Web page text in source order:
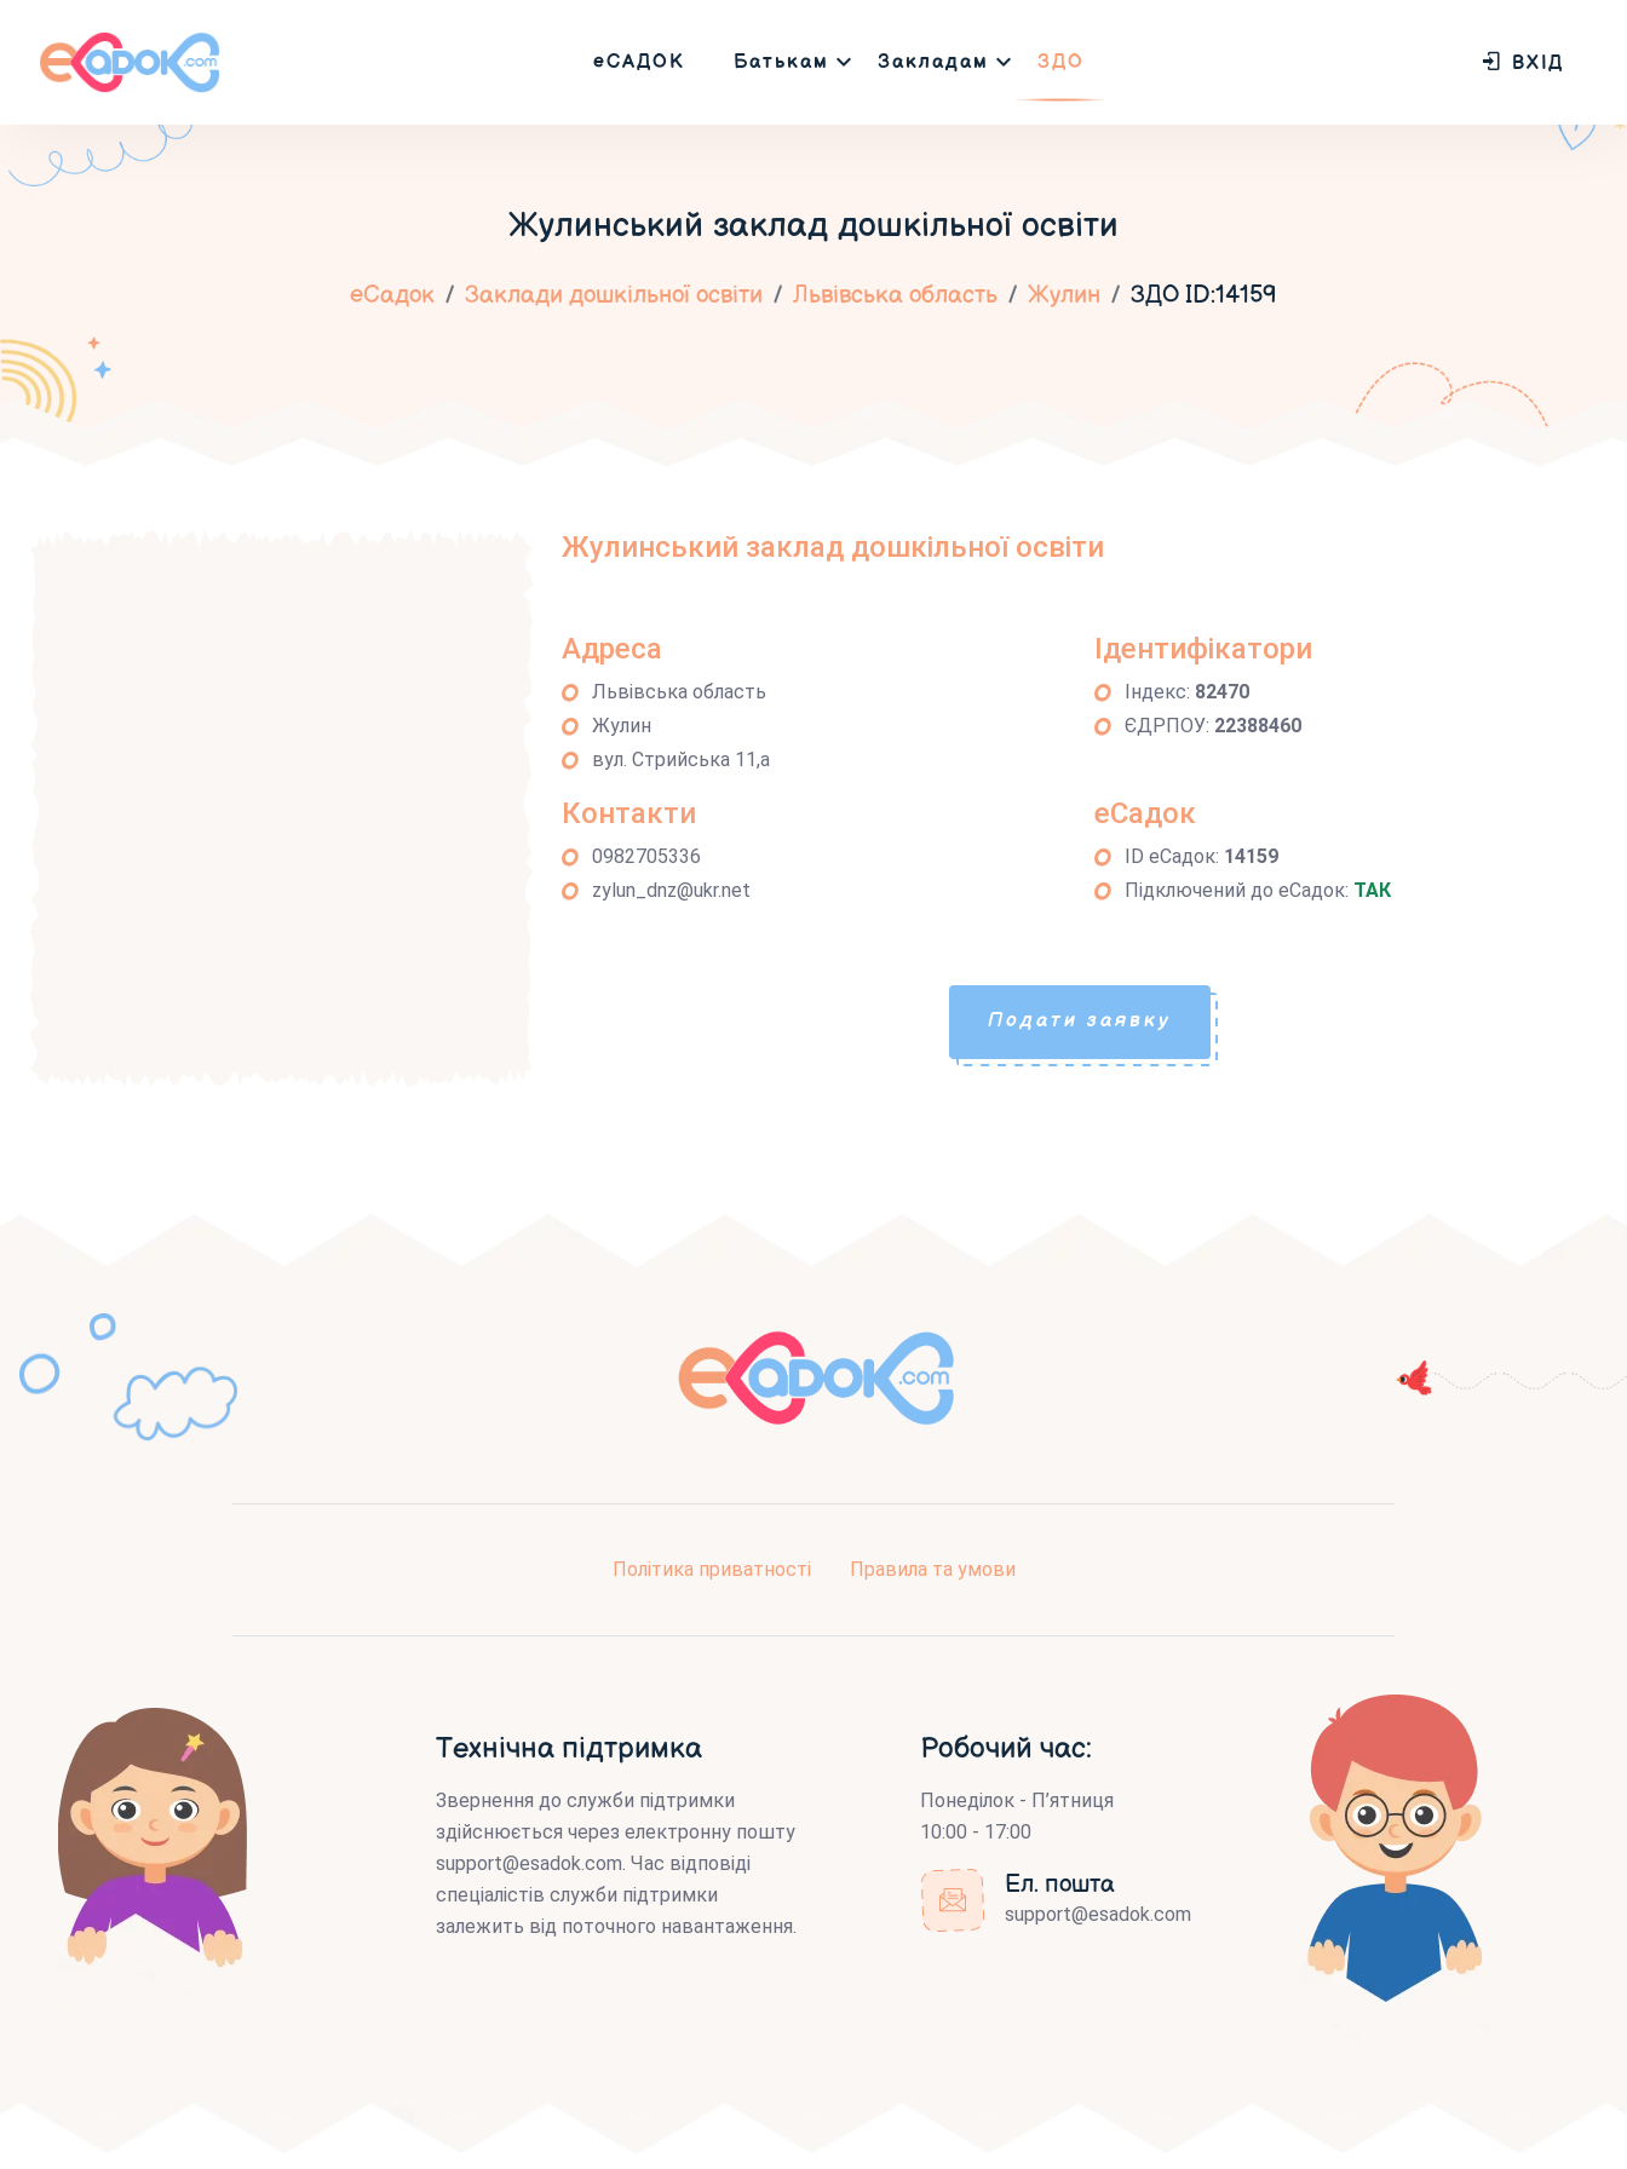
еСАДОК Батькам Закладам ЗДО ВХІД
Жулинський заклад дошкільної освіти
еСадок Заклади дошкільної освіти Львівська область Жулин ЗДО ID:14159
Жулинський заклад дошкільної освіти
Адреса
Львівська область
Жулин
вул. Стрийська 11,а
Ідентифікатори
Індекс: 82470
ЄДРПОУ: 22388460
Контакти
0982705336
zylun_dnz@ukr.net
еСадок
ID еСадок: 14159
Підключений до еСадок: ТАК
Подати заявку
Політика приватності Правила та умови
Технічна підтримка
Звернення до служби підтримки
здійснюється через електронну пошту
support@esadok.com . Час відповіді
спеціалістів служби підтримки
залежить від поточного навантаження.
Робочий час:
Понеділок - П’ятниця
10:00 - 17:00
Ел. пошта
support@esadok.com